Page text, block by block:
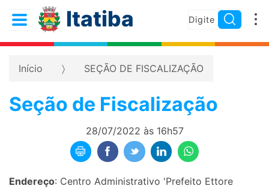
Itatiba
Início SEÇÃO DE FISCALIZAÇÃO
Seção de Fiscalização
28/07/2022 às 16h57
Endereço: Centro Administrativo 'Prefeito Ettore